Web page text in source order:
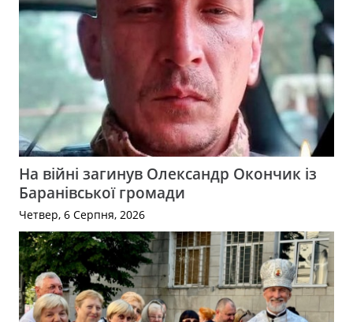
На війні загинув Олександр Окончик із
Баранівської громади
Четвер, 6 Серпня, 2026